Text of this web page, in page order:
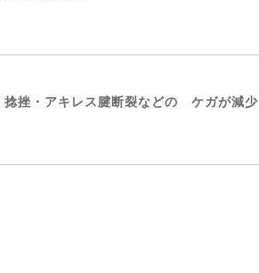
挫・アキレス腱断裂などの ケガが減少